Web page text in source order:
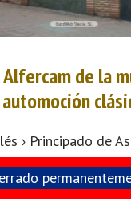
de la
automoción
› Principado de